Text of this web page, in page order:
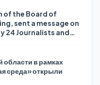
of the Board of
sent a message on
24 Journalists and
области в рамках
среда» открыли